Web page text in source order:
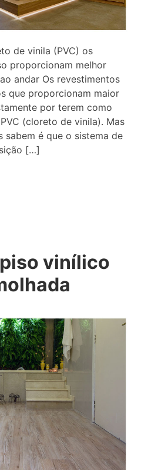
de vinila (PVC) os
proporcionam melhor
andar Os revestimentos
que proporcionam maior
por terem como
(cloreto de vinila). Mas
sabem é que o sistema de
[…]
vinílico